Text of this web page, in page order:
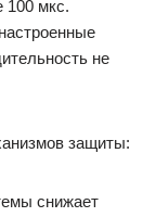
100 мкс.
не
защиты:
снижает